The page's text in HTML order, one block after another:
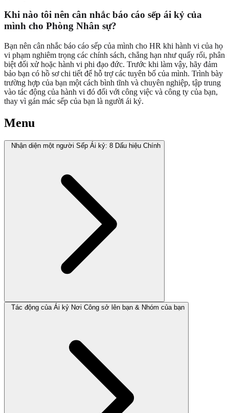
Khi nào tôi nên cân nhắc báo cáo sếp ái kỷ của
mình cho Phòng Nhân sự?
Bạn nên cân nhắc báo cáo sếp của mình cho HR khi hành vi của họ
vi phạm nghiêm trọng các chính sách, chẳng hạn như quấy rối, phân
biệt đối xử hoặc hành vi phi đạo đức. Trước khi làm vậy, hãy đảm
bảo bạn có hồ sơ chi tiết để hỗ trợ các tuyên bố của mình. Trình bày
trường hợp của bạn một cách bình tĩnh và chuyên nghiệp, tập trung
vào tác động của hành vi đó đối với công việc và công ty của bạn,
thay vì gán mác sếp của bạn là người ái kỷ.
Menu
Nhận diện một người Sếp Ái kỷ: 8 Dấu hiệu Chính
Tác động của Ái kỷ Nơi Công sở lên bạn & Nhóm của bạn